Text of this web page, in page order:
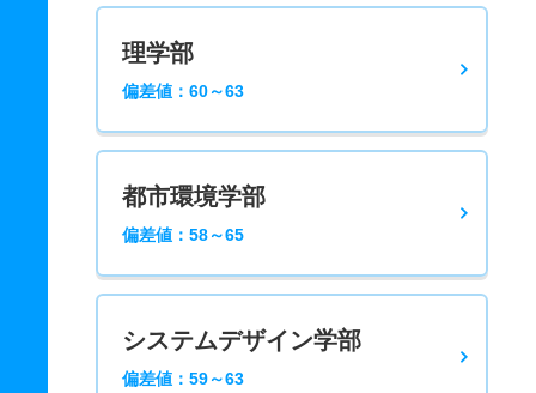
理学部
偏差値：60～63
都市環境学部
偏差値：58～65
システムデザイン学部
偏差値：59～63